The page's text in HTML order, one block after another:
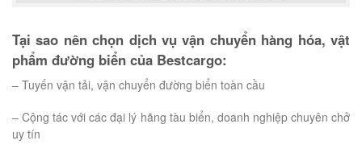
Tại sao nên chọn dịch vụ vận chuyển hàng hóa, vật
phẩm đường biển của Bestcargo:
– Tuyến vận tải, vận chuyển đường biển toàn cầu
– Cộng tác với các đại lý hãng tàu biển, doanh nghiệp chuyên chở
uy tín